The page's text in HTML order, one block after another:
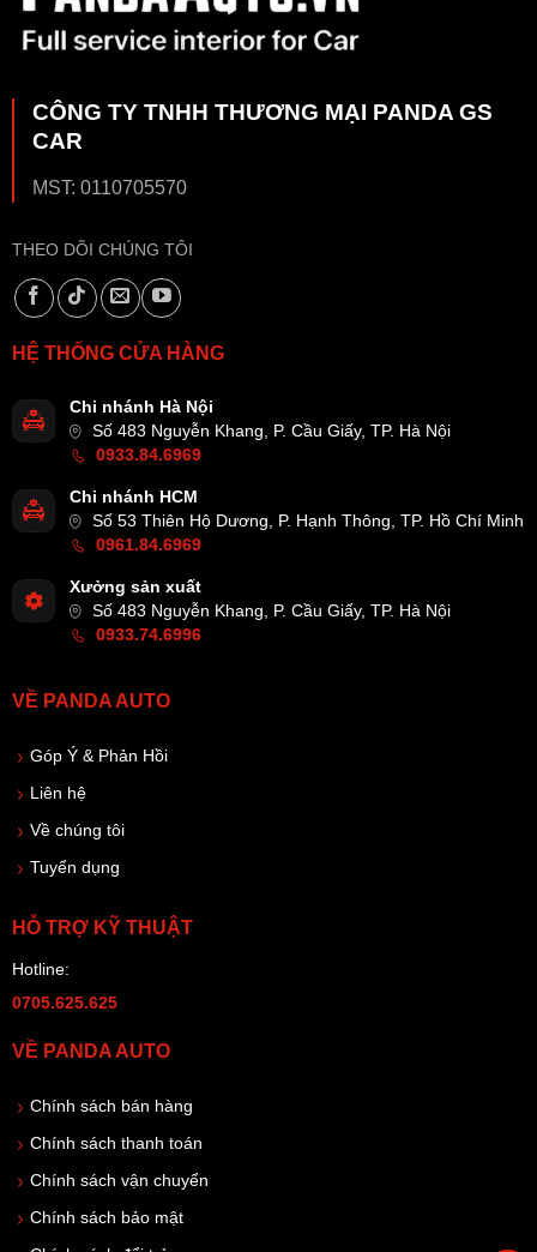
CÔNG TY TNHH THƯƠNG MẠI PANDA GS
CAR
MST: 0110705570
THEO DÕI CHÚNG TÔI
HỆ THỐNG CỬA HÀNG
Chi nhánh Hà Nội
Số 483 Nguyễn Khang, P. Cầu Giấy, TP. Hà Nội
0933.84.6969
Chi nhánh HCM
Số 53 Thiên Hộ Dương, P. Hạnh Thông, TP. Hồ Chí Minh
0961.84.6969
Xưởng sản xuất
Số 483 Nguyễn Khang, P. Cầu Giấy, TP. Hà Nội
0933.74.6996
VỀ PANDA AUTO
Góp Ý & Phản Hồi
Liên hệ
Về chúng tôi
Tuyển dụng
HỖ TRỢ KỸ THUẬT
Hotline:
0705.625.625
VỀ PANDA AUTO
Chính sách bán hàng
Chính sách thanh toán
Chính sách vận chuyển
Chính sách bảo mật